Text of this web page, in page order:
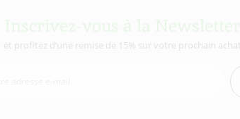
et profitez d’une remise de 15% sur votre prochain achat